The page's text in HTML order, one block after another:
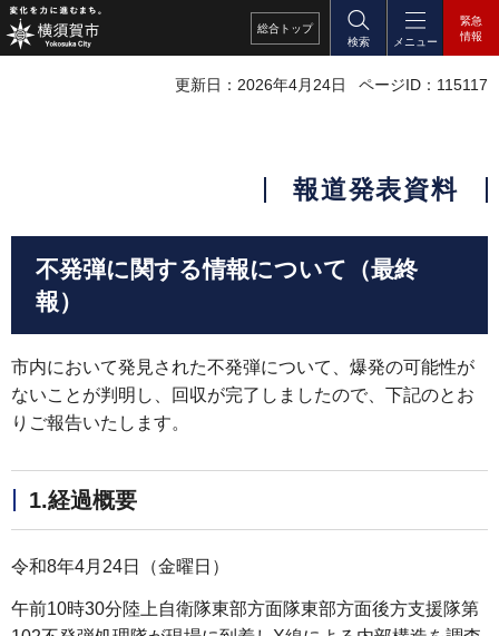
総合 トップ
検索
メニュー
緊急
情報
更新日：2026年4月24日 ページID：115117
報道発表資料
不発弾に関する情報について（最終
報）
市内において発見された不発弾について、爆発の可能性が
ないことが判明し、回収が完了しましたので、下記のとお
りご報告いたします。
1.経過概要
令和8年4月24日（金曜日）
午前10時30分陸上自衛隊東部方面隊東部方面後方支援隊第